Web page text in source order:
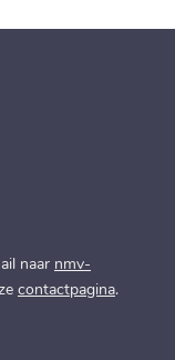
naar nmv-
contactpagina.